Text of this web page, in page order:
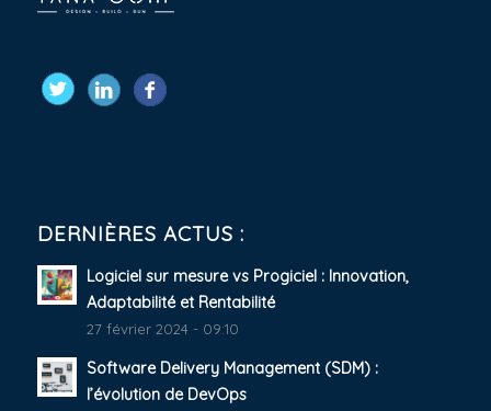
DERNIÈRES ACTUS :
Logiciel sur mesure vs Progiciel : Innovation,
Adaptabilité et Rentabilité
27 février 2024 - 09:10
Software Delivery Management (SDM) :
l’évolution de DevOps